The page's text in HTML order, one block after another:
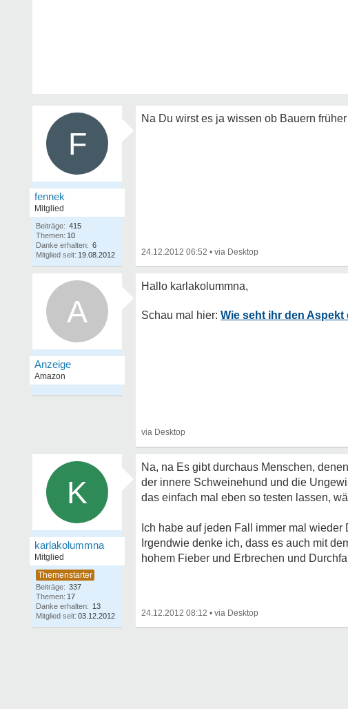
F
fennek
Mitglied
Beiträge: 415
Themen: 10
Danke erhalten: 6
Mitglied seit: 19.08.2012
Na Du wirst es ja wissen ob Bauern
24.12.2012 06:52 •
A Wie seht ihr den
K
karlakolummna
Mitglied
Beiträge: 337
Themen: 17
Danke erhalten: 13
Mitglied seit: 03.12.2012
Na, na Es gibt durchaus Menschen,
der innere Schweinehund und die
das einfach mal eben so testen lassen,
Ich habe auf jeden Fall immer mal
Irgendwie denke ich, dass es auch mit
hohem Fieber und Erbrechen und
24.12.2012 08:12 •